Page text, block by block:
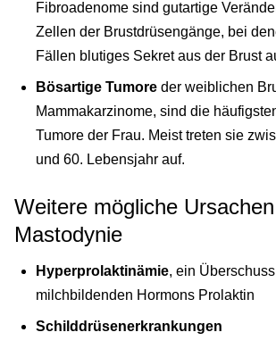
Fibroadenome sind gutartige
Zellen der Brustdrüsengänge, bei
Fällen blutiges Sekret aus der Brust
Bösartige Tumore der weiblichen
Mammakarzinome, sind die
Tumore der Frau. Meist treten sie
und 60. Lebensjahr auf.
Weitere mögliche
Mastodynie
Hyperprolaktinämie, ein
milchbildenden Hormons Prolaktin
Schilddrüsenerkrankungen